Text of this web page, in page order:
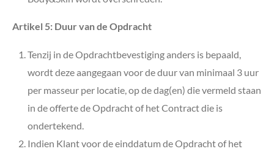
Artikel 5: Duur van de Opdracht
Tenzij in de Opdrachtbevestiging anders is bepaald,
wordt deze aangegaan voor de duur van minimaal 3 uur
per masseur per locatie, op de dag(en) die vermeld staan
in de offerte de Opdracht of het Contract die is
ondertekend.
Indien Klant voor de einddatum de Opdracht of het